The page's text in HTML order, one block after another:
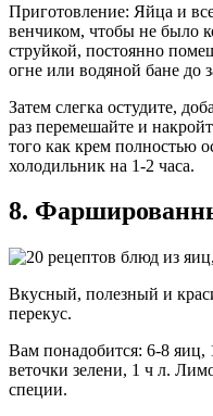
Приготовление: Яйца и
венчиком, чтобы не было
струйкой, постоянно
огне или водяной бане до
Затем слегка остудите,
раз перемешайте и
того как крем полностью
холодильник на 1-2 часа.
8.
Вкусный, полезный и
перекус.
Вам понадобится: 6-8 яиц,
веточки зелени, 1 ч л.
специи.